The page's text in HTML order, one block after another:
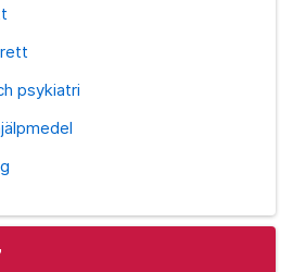
psykiatri